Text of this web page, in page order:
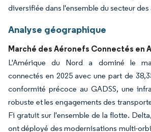
diversifiée dans l'ensemble du secteur
Analyse géographique
Marché des Aéronefs Connectés en
L'Amérique du Nord a dominé le
connectés en 2025 avec une part de
conformité précoce au GADSS, une
robuste et les engagements des
Fi gratuit sur l'ensemble de la flotte.
ont déployé des modernisations multi-